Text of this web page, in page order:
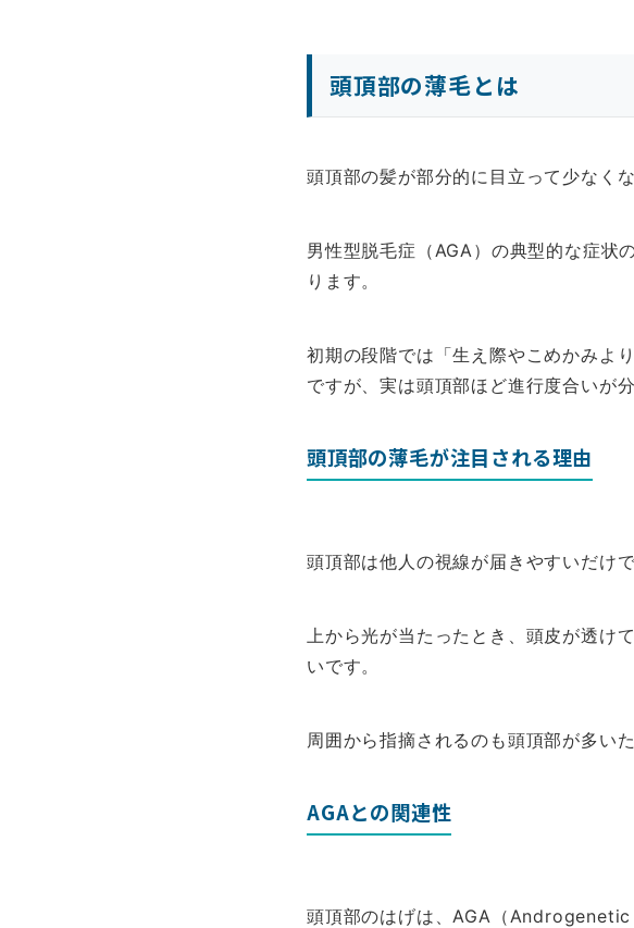
頭頂部の薄毛とは
頭頂部の髪が部分的に目立って少なく
男性型脱毛症（AGA）の典型的な症状
ります。
初期の段階では「生え際やこめかみよ
ですが、実は頭頂部ほど進行度合いが
頭頂部の薄毛が注目される理由
頭頂部は他人の視線が届きやすいだけ
上から光が当たったとき、頭皮が透け
いです。
周囲から指摘されるのも頭頂部が多い
AGAとの関連性
頭頂部のはげは、AGA（Androgenetic